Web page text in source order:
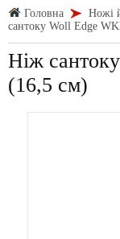
Головна Ножі
сантоку Woll Edge
Ніж
(16,5 см)